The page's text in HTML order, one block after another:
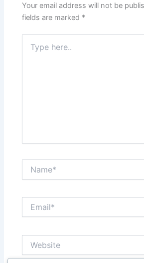
Your email address will not be
fields are marked *
here..